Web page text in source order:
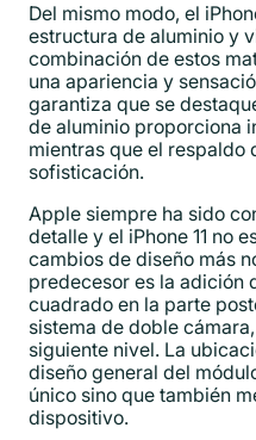
Del mismo modo, el
estructura de aluminio y
combinación de estos
una apariencia y
garantiza que se
de aluminio proporciona
mientras que el respaldo
sofisticación.
Apple siempre ha sido
detalle y el iPhone 11 no
cambios de diseño más
predecesor es la adición
cuadrado en la parte
sistema de doble
siguiente nivel. La
diseño general del
único sino que también
dispositivo.